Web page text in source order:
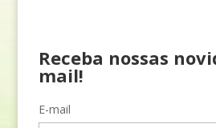
Receba nossas
mail!
E-mail